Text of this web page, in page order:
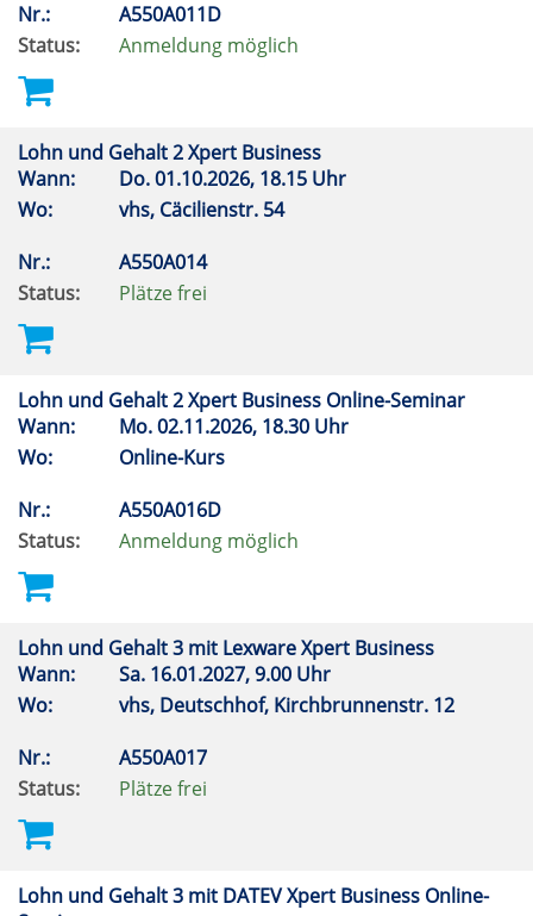
Nr.:
A550A011D
Status:
Anmeldung möglich
Lohn und Gehalt 2 Xpert Business
Wann:
Do.01.10.2026, 18.15 Uhr
Wo:
vhs, Cäcilienstr. 54
Nr.:
A550A014
Status:
Plätze frei
Lohn und Gehalt 2 Xpert Business Online-Seminar
Wann:
Mo.02.11.2026, 18.30 Uhr
Wo:
Online-Kurs
Nr.:
A550A016D
Status:
Anmeldung möglich
Lohn und Gehalt 3 mit Lexware Xpert Business
Wann:
Sa. 16.01.2027, 9.00 Uhr
Wo:
vhs, Deutschhof, Kirchbrunnenstr. 12
Nr.:
A550A017
Status:
Plätze frei
Lohn und Gehalt 3 mit DATEV Xpert Business Online-